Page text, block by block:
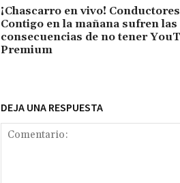
¡Chascarro en vivo!
Contigo en la mañana sufren las
consecuencias de no tener
Premium
DEJA UNA RESPUESTA